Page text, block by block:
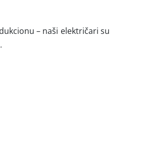
– naši električari su